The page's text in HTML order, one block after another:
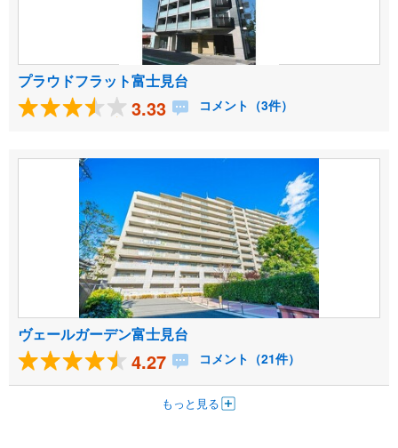
プラウドフラット富士見台
3.33 コメント（3件）
ヴェールガーデン富士見台
4.27 コメント（21件）
もっと見る